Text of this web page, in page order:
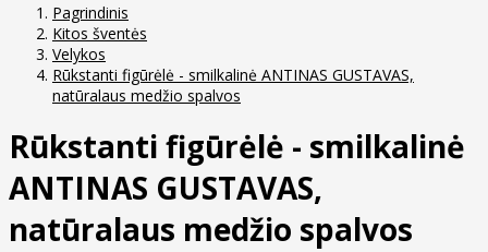
Pagrindinis
Kitos šventės
Velykos
Rūkstanti figūrėlė - smilkalinė ANTINAS GUSTAVAS,
natūralaus medžio spalvos
Rūkstanti figūrėlė - smilkalinė
ANTINAS GUSTAVAS,
natūralaus medžio spalvos